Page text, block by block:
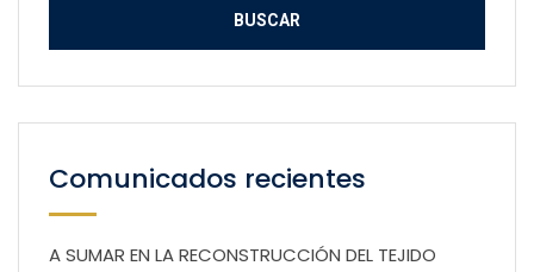
Comunicados recientes
A SUMAR EN LA RECONSTRUCCIÓN DEL TEJIDO